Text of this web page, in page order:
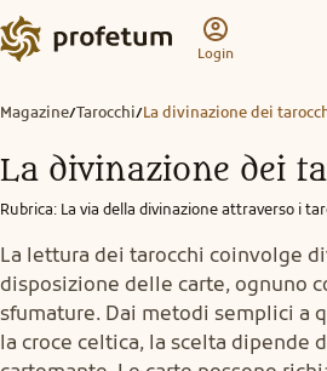
Login
Magazine/Tarocchi/La divinazione dei
La divinazione dei
Rubrica: La via della divinazione attraverso i
La lettura dei tarocchi coinvolge
disposizione delle carte, ognuno
sfumature. Dai metodi semplici a
la croce celtica, la scelta dipende